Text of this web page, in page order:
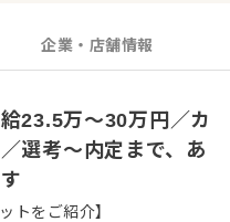
企業・店舗情報
23.5万～30万円／カ
選考～内定まで、あ
トをご紹介】